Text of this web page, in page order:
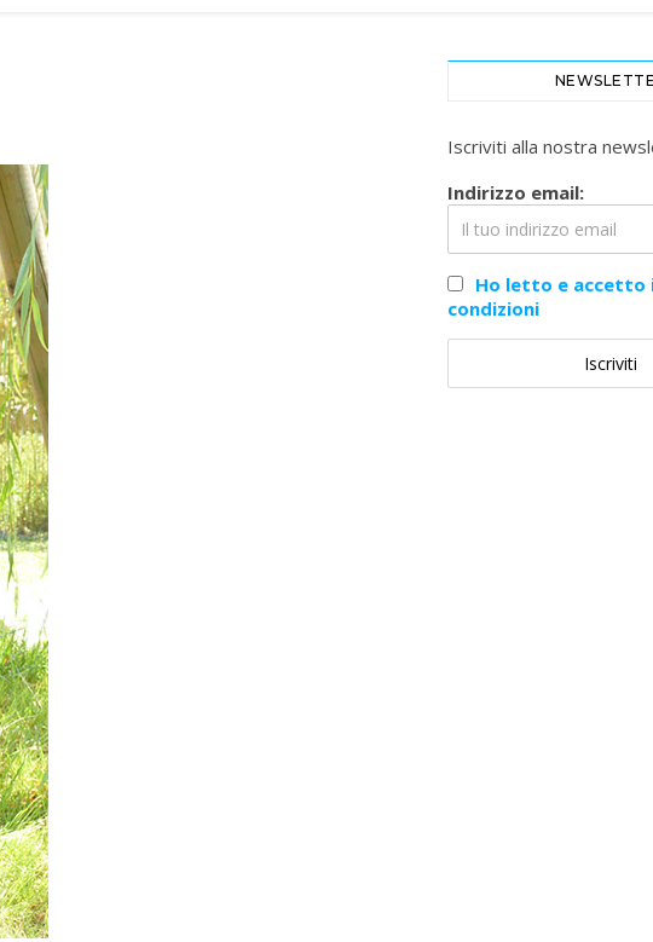
Iscriviti alla nostra
Indirizzo email:
Ho letto e accetto
condizioni